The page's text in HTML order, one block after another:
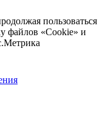
пользоваться
файлов «Cookie» и